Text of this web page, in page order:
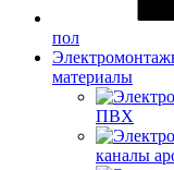
пол
материалы
ПВХ
каналы